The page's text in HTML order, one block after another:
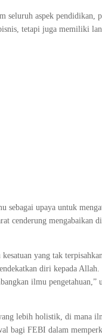
seluruh aspek pendidikan,
tetapi juga memiliki
sebagai upaya untuk
cenderung mengabaikan
yang tak
diri kepada Allah.
ilmu pengetahuan,”
lebih holistik, di mana
bagi FEBI dalam